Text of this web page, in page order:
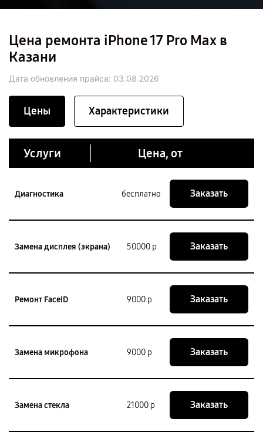
Цена ремонта iPhone 17 Pro Max в
Казани
Дата обновления прайса: 03.08.2026
Цены Характеристики
Услуги Цена, от
Диагностика бесплатно Заказать
Замена дисплея (экрана) 50000 р Заказать
Ремонт FaceID 9000 р Заказать
Замена микрофона 9000 р Заказать
Замена стекла 21000 р Заказать